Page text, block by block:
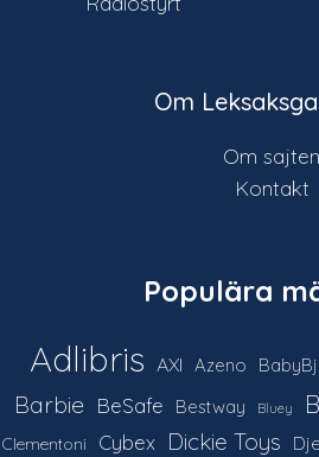
Om
Om sajten
Kontakt
Populära
Adlibris AXI Azeno
Barbie BeSafe Bestway Bluey
Clementoni Cybex Dickie Toys